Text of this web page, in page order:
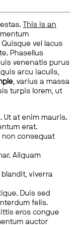
This is an
vel lacus
Phasellus
venenatis purus
arcu iaculis,
, varius a massa
turpis lorem, ut
Ut at enim mauris.
erat.
non consequat
Aliquam
viverra
Duis sed
felis.
eros congue
auctor